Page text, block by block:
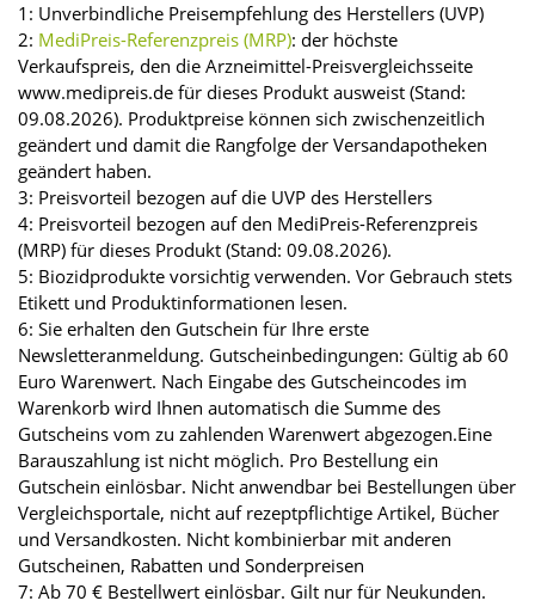
1: Unverbindliche Preisempfehlung des Herstellers (UVP)
2: MediPreis-Referenzpreis (MRP): der höchste
Verkaufspreis, den die Arzneimittel-Preisvergleichsseite
www.medipreis.de für dieses Produkt ausweist (Stand:
09.08.2026). Produktpreise können sich zwischenzeitlich
geändert und damit die Rangfolge der Versandapotheken
geändert haben.
3: Preisvorteil bezogen auf die UVP des Herstellers
4: Preisvorteil bezogen auf den MediPreis-Referenzpreis
(MRP) für dieses Produkt (Stand: 09.08.2026).
5: Biozidprodukte vorsichtig verwenden. Vor Gebrauch stets
Etikett und Produktinformationen lesen.
6: Sie erhalten den Gutschein für Ihre erste
Newsletteranmeldung. Gutscheinbedingungen: Gültig ab 60
Euro Warenwert. Nach Eingabe des Gutscheincodes im
Warenkorb wird Ihnen automatisch die Summe des
Gutscheins vom zu zahlenden Warenwert abgezogen.Eine
Barauszahlung ist nicht möglich. Pro Bestellung ein
Gutschein einlösbar. Nicht anwendbar bei Bestellungen über
Vergleichsportale, nicht auf rezeptpflichtige Artikel, Bücher
und Versandkosten. Nicht kombinierbar mit anderen
Gutscheinen, Rabatten und Sonderpreisen
7: Ab 70 € Bestellwert einlösbar. Gilt nur für Neukunden.